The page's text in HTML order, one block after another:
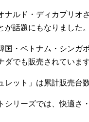
ナルド・ディカプリオ
が話題にもなりました。
国・ベトナム・シンガ
でも販売されています
レット」は累計販売台
シリーズでは、快適さ